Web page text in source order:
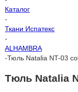
Каталог
-
Ткани Испатекс
-
ALHAMBRA
-Тюль Natalia NT-03
Тюль Natalia